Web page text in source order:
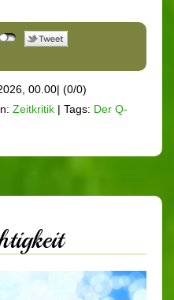
00.00| (0/0)
Zeitkritik | Tags: Der Q-